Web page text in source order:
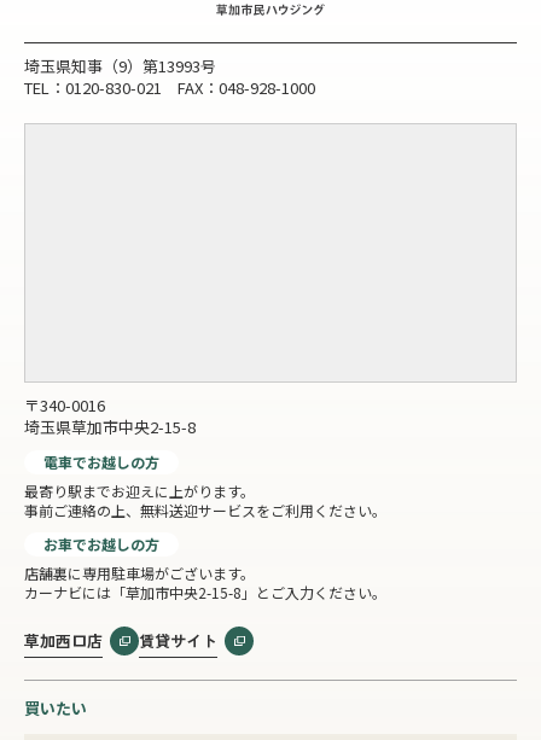
埼玉県知事（9）第13993号
TEL：0120-830-021 FAX：048-928-1000
〒340-0016
埼玉県草加市中央2-15-8
電車でお越しの方
最寄り駅までお迎えに上がります。
事前ご連絡の上、無料送迎サービスをご利用ください。
お車でお越しの方
店舗裏に専用駐車場がございます。
カーナビには「草加市中央2-15-8」とご入力ください。
草加西口店 賃貸サイト
買いたい